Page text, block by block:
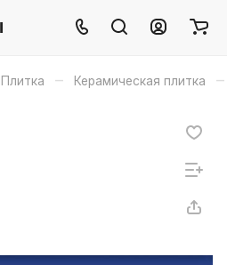
Плитка – Керамическая плитка –